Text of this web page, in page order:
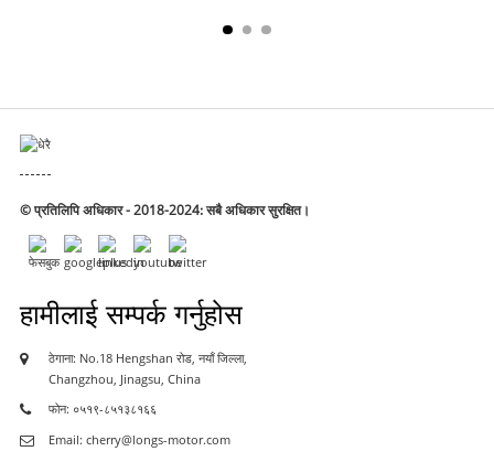
© प्रतिलिपि अधिकार - 2018-2024: सबै अधिकार सुरक्षित।
हामीलाई सम्पर्क गर्नुहोस
ठेगाना: No.18 Hengshan रोड, नयाँ जिल्ला,
Changzhou, Jinagsu, China
फोन: ०५१९-८५१३८१६६
Email: cherry@longs-motor.com